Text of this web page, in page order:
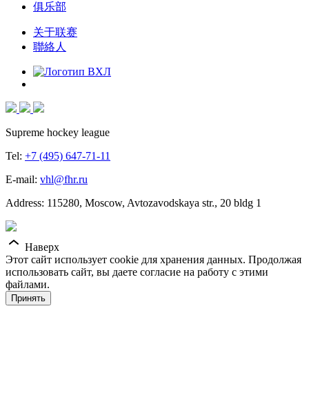
俱乐部
关于联赛
聯絡人
Supreme hockey league
Tel: +7 (495) 647-71-11
E-mail: vhl@fhr.ru
Address: 115280, Moscow, Avtozavodskaya str., 20 bldg 1
Наверх
Этот сайт использует cookie для хранения данных. Продолжая
использовать сайт, вы даете согласие на работу с этими
файлами.
Принять